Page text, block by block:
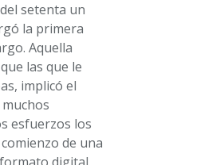
setenta un
la primera
Aquella
las que le
implicó el
esfuerzos los
de una